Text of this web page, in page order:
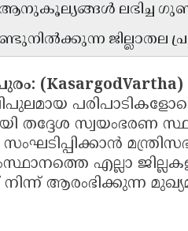
ആനുകൂല്യങ്ങൾ ലഭിച്ച
ജില്ലാതല
(KasargodVartha)
തദ്ദേശ സ്വയംഭരണ
സംഘടിപ്പിക്കാൻ
എല്ലാ
ആരംഭിക്കുന്ന